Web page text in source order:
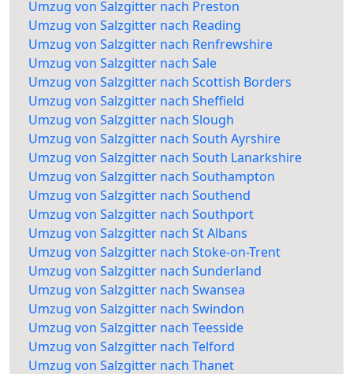
Umzug von Salzgitter nach Preston
Umzug von Salzgitter nach Reading
Umzug von Salzgitter nach Renfrewshire
Umzug von Salzgitter nach Sale
Umzug von Salzgitter nach Scottish Borders
Umzug von Salzgitter nach Sheffield
Umzug von Salzgitter nach Slough
Umzug von Salzgitter nach South Ayrshire
Umzug von Salzgitter nach South Lanarkshire
Umzug von Salzgitter nach Southampton
Umzug von Salzgitter nach Southend
Umzug von Salzgitter nach Southport
Umzug von Salzgitter nach St Albans
Umzug von Salzgitter nach Stoke-on-Trent
Umzug von Salzgitter nach Sunderland
Umzug von Salzgitter nach Swansea
Umzug von Salzgitter nach Swindon
Umzug von Salzgitter nach Teesside
Umzug von Salzgitter nach Telford
Umzug von Salzgitter nach Thanet